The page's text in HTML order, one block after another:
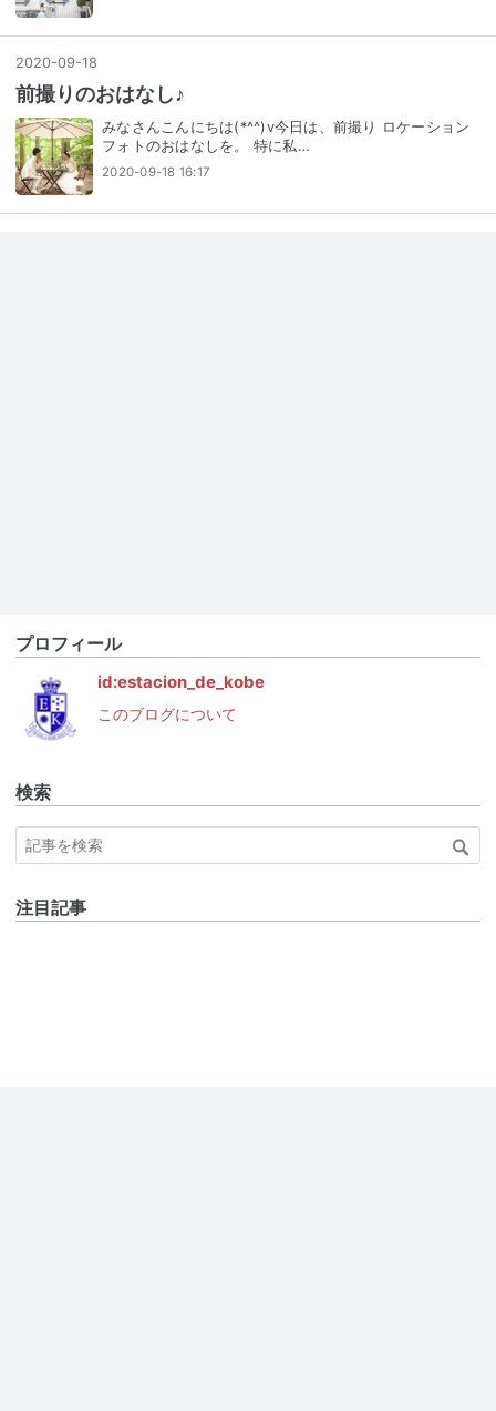
2020-09-18
前撮りのおはなし♪
みなさんこんにちは(*^^)v今日は、前撮り ロケーション
フォトのおはなしを。 特に私…
2020-09-18 16:17
プロフィール
id:estacion_de_kobe
このブログについて
検索
注目記事